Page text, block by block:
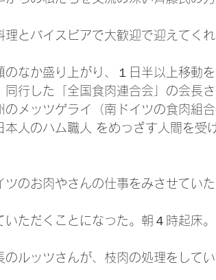
とバイスビアで大歓迎で迎えてくれ
のなか盛り上がり、１日半以上移動
同行した「全国食肉連合会」の会長
のメッツゲライ（南ドイツの食肉組
人のハム職人 をめっざす人間を受
のお肉やさんの仕事をみさせていた
ただくことになった。朝４時起床。
ルッツさんが、枝肉の処理をしてい